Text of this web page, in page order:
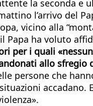
la seconda e
l’arrivo del
vicino alla
Papa ha voluto
per i quali
allo sfregio
persone che